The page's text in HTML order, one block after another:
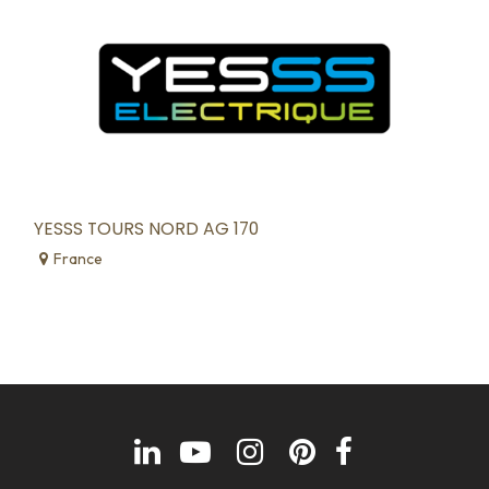
YESSS TOURS NORD AG 170
France